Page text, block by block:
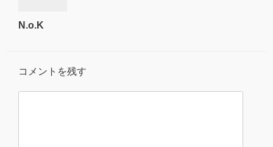
N.o.K
コメントを残す